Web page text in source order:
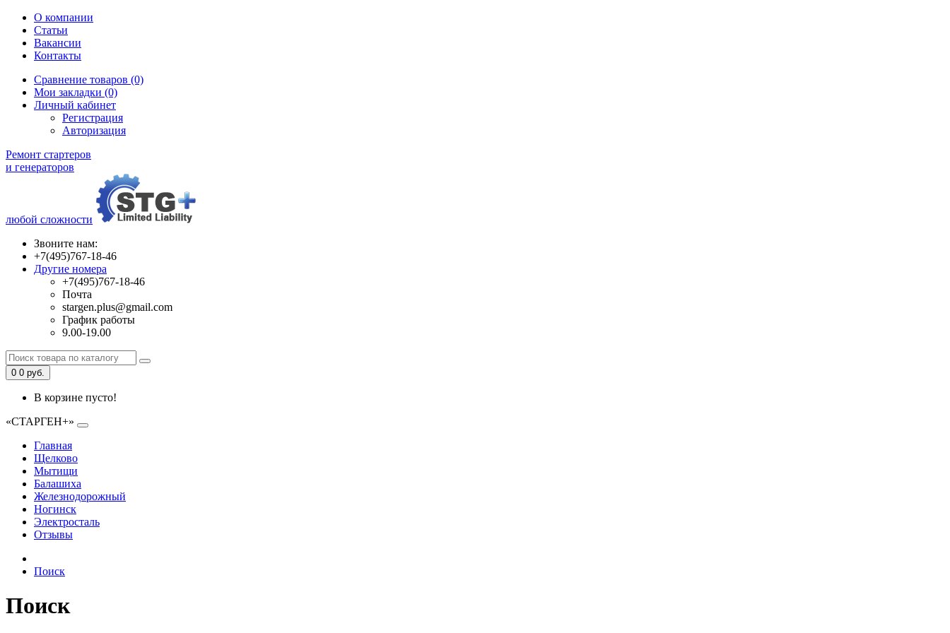
О компании
Статьи
Вакансии
Контакты
Сравнение товаров (0)
Мои закладки (0)
Личный кабинет
Регистрация
Авторизация
Ремонт стартеров
и генераторов
любой сложности
Звоните нам:
+7(495)767-18-46
Другие номера
+7(495)767-18-46
Почта
stargen.plus@gmail.com
График работы
9.00-19.00
0 0 руб.
В корзине пусто!
«СТАРГЕН+»
Главная
Щелково
Мытищи
Балашиха
Железнодорожный
Ногинск
Электросталь
Отзывы
Поиск
Поиск